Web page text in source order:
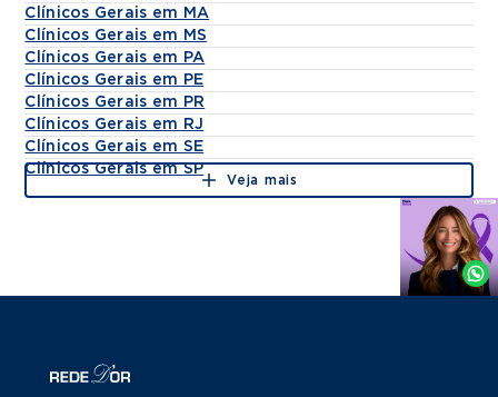
Clínicos Gerais em MA
Clínicos Gerais em MS
Clínicos Gerais em PA
Clínicos Gerais em PE
Clínicos Gerais em PR
Clínicos Gerais em RJ
Clínicos Gerais em SE
Clínicos Gerais em SP
Veja mais
Agende
Whatsapp